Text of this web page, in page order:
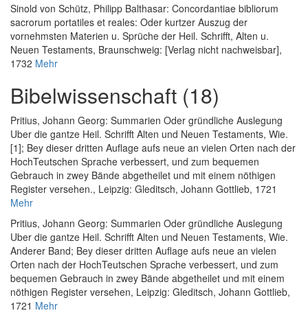
Sinold von Schütz, Philipp Balthasar: Concordantiae bibliorum
sacrorum portatiles et reales: Oder kurtzer Auszug der
vornehmsten Materien u. Sprüche der Heil. Schrifft, Alten u.
Neuen Testaments, Braunschweig: [Verlag nicht nachweisbar],
1732 Mehr
Bibelwissenschaft (18)
Pritius, Johann Georg: Summarien Oder gründliche Auslegung
Uber die gantze Heil. Schrifft Alten und Neuen Testaments, Wie.
[1]; Bey dieser dritten Auflage aufs neue an vielen Orten nach der
HochTeutschen Sprache verbessert, und zum bequemen
Gebrauch in zwey Bände abgetheilet und mit einem nöthigen
Register versehen., Leipzig: Gleditsch, Johann Gottlieb, 1721
Mehr
Pritius, Johann Georg: Summarien Oder gründliche Auslegung
Uber die gantze Heil. Schrifft Alten und Neuen Testaments, Wie.
Anderer Band; Bey dieser dritten Auflage aufs neue an vielen
Orten nach der HochTeutschen Sprache verbessert, und zum
bequemen Gebrauch in zwey Bände abgetheilet und mit einem
nöthigen Register versehen, Leipzig: Gleditsch, Johann Gottlieb,
1721 Mehr